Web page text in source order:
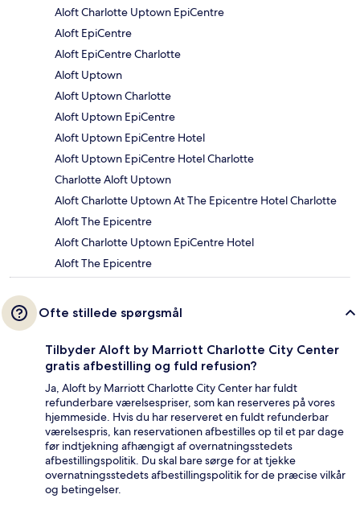
Aloft Charlotte Uptown EpiCentre
Aloft EpiCentre
Aloft EpiCentre Charlotte
Aloft Uptown
Aloft Uptown Charlotte
Aloft Uptown EpiCentre
Aloft Uptown EpiCentre Hotel
Aloft Uptown EpiCentre Hotel Charlotte
Charlotte Aloft Uptown
Aloft Charlotte Uptown At The Epicentre Hotel Charlotte
Aloft The Epicentre
Aloft Charlotte Uptown EpiCentre Hotel
Aloft The Epicentre
Ofte stillede spørgsmål
Tilbyder Aloft by Marriott Charlotte City Center
gratis afbestilling og fuld refusion?
Ja, Aloft by Marriott Charlotte City Center har fuldt
refunderbare værelsespriser, som kan reserveres på vores
hjemmeside. Hvis du har reserveret en fuldt refunderbar
værelsespris, kan reservationen afbestilles op til et par dage
før indtjekning afhængigt af overnatningsstedets
afbestillingspolitik. Du skal bare sørge for at tjekke
overnatningsstedets afbestillingspolitik for de præcise vilkår
og betingelser.